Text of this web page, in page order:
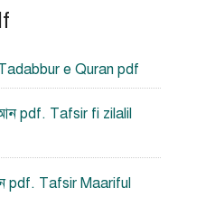
e Quran pdf
pdf. Tafsir fi zilalil
pdf. Tafsir Maariful